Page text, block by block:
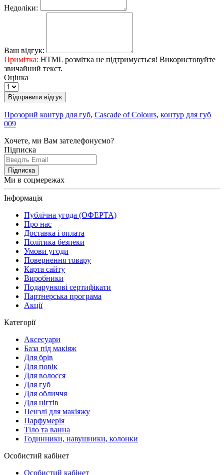
Недоліки:
Ваш відгук:
Примітка: HTML розмітка не підтримується! Використовуйте
звичайний текст.
Оцінка
Відправити відгук
Прозорий контур для губ, Cascade of Colours, контур для губ
009
Хочете, ми Вам зателефонуємо?
Підписка
Підписка
Ми в соцмережах
Інформація
Публічна угода (ОФЕРТА)
Про нас
Доставка і оплата
Політика безпеки
Умови угоди
Повернення товару
Карта сайту
Виробники
Подарункові сертифікати
Партнерська програма
Акції
Категорії
Аксесуари
База під макіяж
Для брів
Для повік
Для волосся
Для губ
Для обличчя
Для нігтів
Пензлі для макіяжу
Парфумерія
Тіло та ванна
Годинники, навушники, колонки
Особистий кабінет
Особистий кабінет